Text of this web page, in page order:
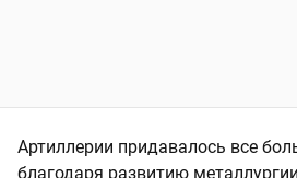
Артиллерии придавалось все
благодаря развитию